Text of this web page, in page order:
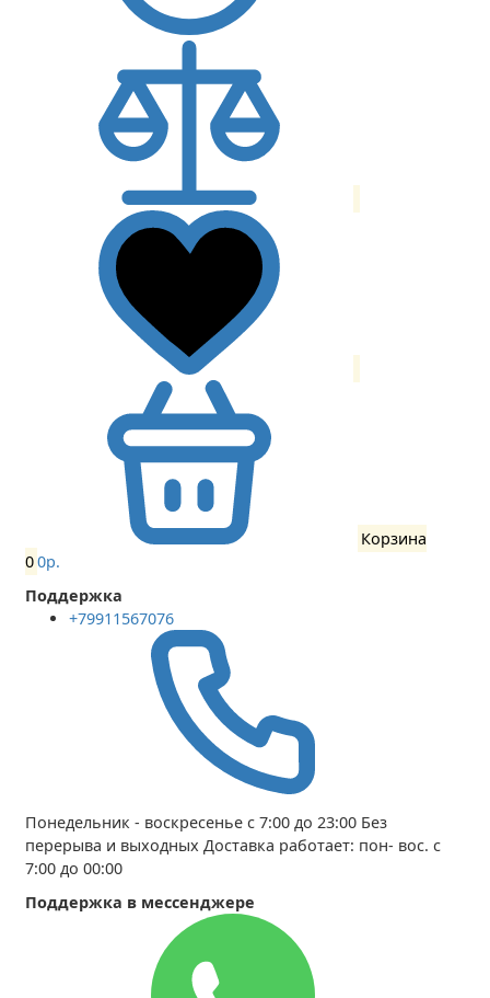
Корзина
00р.
Поддержка
+79911567076
Понедельник - воскресенье с 7:00 до 23:00 Без
перерыва и выходных Доставка работает: пон- вос. с
7:00 до 00:00
Поддержка в мессенджере